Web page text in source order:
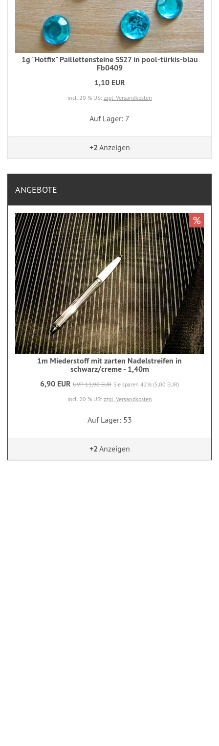
1g "Hotfix" Paillettensteine SS27 in pool-türkis-blau
Fb0409
1,10 EUR
incl. 20 % USt zzgl. Versandkosten
Auf Lager: 7
+2 Anzeigen
ANGEBOTE
1m Miederstoff mit zarten Nadelstreifen in
schwarz/creme - 1,40m
6,90 EUR UVP 11,90 EUR Sie sparen 42% (5,00 EUR)
incl. 20 % USt zzgl. Versandkosten
Auf Lager: 53
%
+2 Anzeigen